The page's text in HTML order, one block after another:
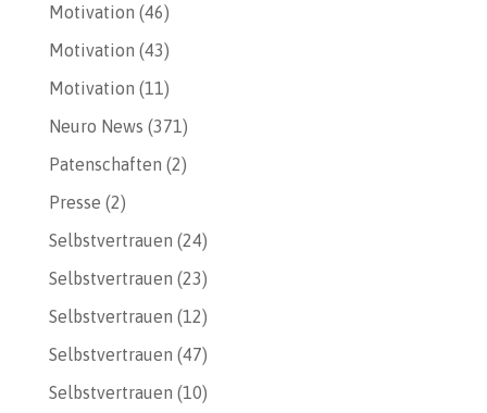
Motivation (46)
Motivation (43)
Motivation (11)
Neuro News (371)
Patenschaften (2)
Presse (2)
Selbstvertrauen (24)
Selbstvertrauen (23)
Selbstvertrauen (12)
Selbstvertrauen (47)
Selbstvertrauen (10)